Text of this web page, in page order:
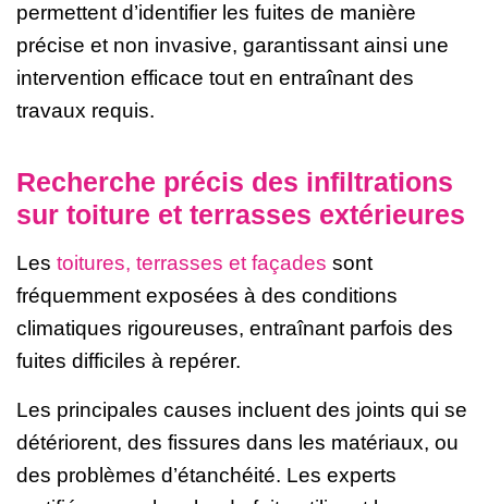
permettent d’identifier les fuites de manière
précise et non invasive, garantissant ainsi une
intervention efficace tout en entraînant des
travaux requis.
Recherche précis des infiltrations
sur toiture et terrasses extérieures
Les toitures, terrasses et façades sont
fréquemment exposées à des conditions
climatiques rigoureuses, entraînant parfois des
fuites difficiles à repérer.
Les principales causes incluent des joints qui se
détériorent, des fissures dans les matériaux, ou
des problèmes d’étanchéité. Les experts